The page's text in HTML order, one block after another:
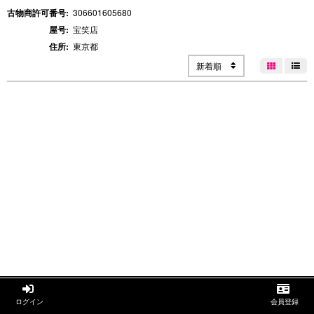
古物商許可番号: 306601605680
屋号: 宝笑店
住所: 東京都
新着順
 

ログイン

会員登録